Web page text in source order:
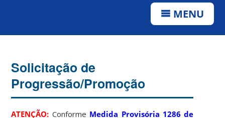
MENU
Solicitação de
Progressão/Promoção
ATENÇÃO: Conforme Medida Provisória 1286 de